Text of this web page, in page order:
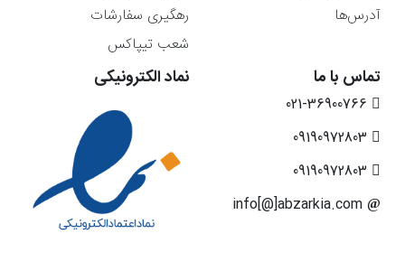
آدرس‌ها
رهگیری سفارشات
شعب تیپاکس
تماس با ما نماد الکترونیکی